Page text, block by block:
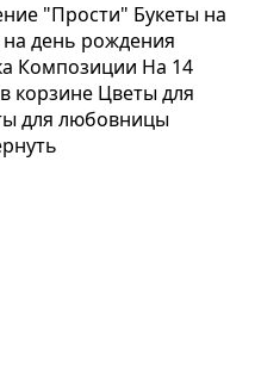
"Прости" Букеты на
на день рождения
Композиции На 14
корзине Цветы для
для любовницы